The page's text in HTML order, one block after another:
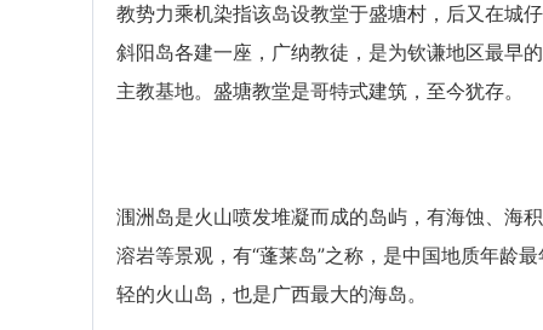
教势力乘机染指该岛设教堂于盛塘村，后又在城
斜阳岛各建一座，广纳教徒，是为钦谦地区最早
主教基地。盛塘教堂是哥特式建筑，至今犹存。
涠洲岛是火山喷发堆凝而成的岛屿，有海蚀、海
溶岩等景观，有“蓬莱岛”之称，是中国地质年龄最
轻的火山岛，也是广西最大的海岛。